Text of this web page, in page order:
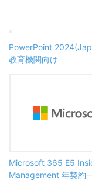
PowerPoint
教育機関向け
Microsoft 365 E5
Management 年契約